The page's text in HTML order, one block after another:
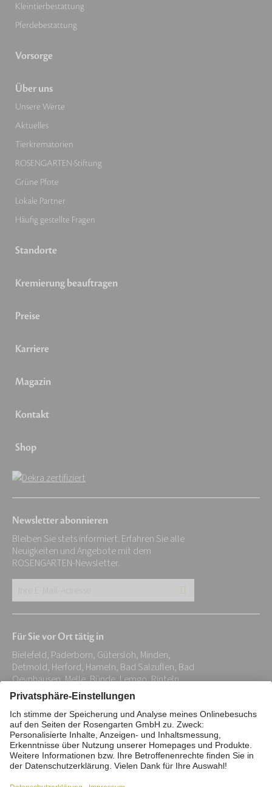
Kleintierbestattung
Pferdebestattung
Vorsorge
Über uns
Unsere Werte
Aktuelles
Tierkrematorien
ROSENGARTEN-Stiftung
Grüne Pfote
Lokale Partner
Häufig gestellte Fragen
Standorte
Kremierung beauftragen
Preise
Karriere
Magazin
Kontakt
Shop
Newsletter abonnieren
Bleiben Sie stets informiert. Erfahren Sie alle
Neuigkeiten und Angebote mit dem
ROSENGARTEN-Newsletter.
Adresse:
*
Für Sie vor Ort tätig in
Bielefeld, Paderborn, Gütersloh, Minden,
Detmold, Herford, Hameln, Bad Salzuflen, Bad
Oeynhausen, Melle, Bünde, Lemgo, Rinteln,
Petershagen, Bad Pyrmont
Impressum Datenschutz
Stiftung
Interne Meldestelle
Zahlungsmittel